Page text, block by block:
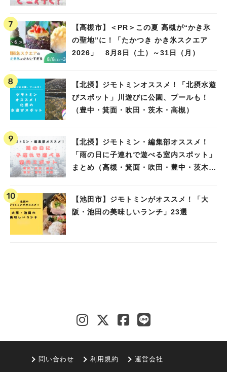
【高槻市】＜PR＞この夏 高槻が“かき氷
の聖地”に！「たかつき かき氷スクエア
2026」 8月8日（土）～31日（月）
【北摂】ジモトミンオススメ！「北摂水遊
びスポット」川遊びに公園、プールも！
（豊中・箕面・吹田・茨木・高槻）
【北摂】ジモトミン・編集部オススメ！
「雨の日に子連れで遊べる室内スポット」
まとめ（高槻・箕面・吹田・豊中・茨木・
【池田市】ジモトミンがオススメ！「大
阪・池田の美味しいランチ」23選
問い合わせ 利用規約 運営会社